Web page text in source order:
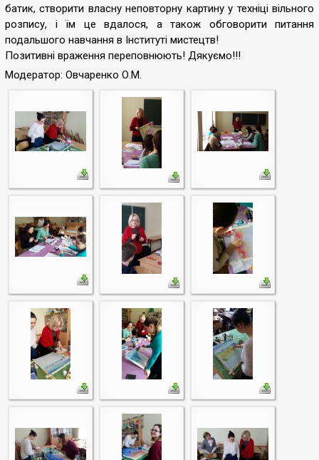
батик, створити власну неповторну картину у техніці вільного
розпису, і їм це вдалося, а також обговорити питання
подальшого навчання в Інституті мистецтв!
Позитивні враження переповнюють! Дякуємо!!!
Модератор: Овчаренко О.М.